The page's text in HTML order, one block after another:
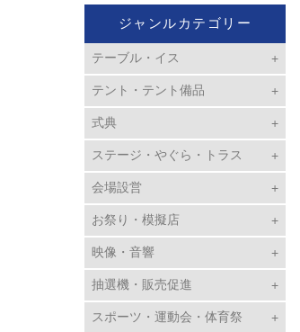
ジャンルカテゴリー
テーブル・イス
テント・テント備品
式典
ステージ・やぐら・トラス
会場設営
お祭り・模擬店
映像・音響
抽選機・販売促進
スポーツ・運動会・体育祭